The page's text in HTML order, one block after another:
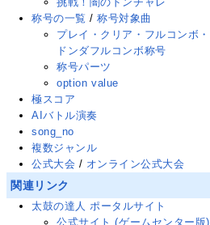
称号の一覧 /称号対象曲
プレイ・クリア・フルコンボ・
ドンダフルコンボ称号
称号パーツ
option value
極スコア
AIバトル演奏
song_no
複数ジャンル
公式大会 / オンライン公式大会
関連リンク
太鼓の達人 ポータルサイト
公式サイト (ゲームセンター版)